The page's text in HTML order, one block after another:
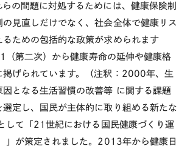
の問題に対処するためには、健康保険制
見直しだけでなく、社会全体で健康リス
るための包括的な政策が求められます
（第二次）から健康寿命の延伸や健康格
げられています。（注釈： 2000年、生
となる生活習慣の改善等 に関する課題
選定し、国民が主体的に取り組める新たな
して「21世紀における国民健康づくり運
」が策定されました。 2013年から健康日